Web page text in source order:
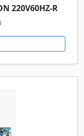
220V60HZ-R